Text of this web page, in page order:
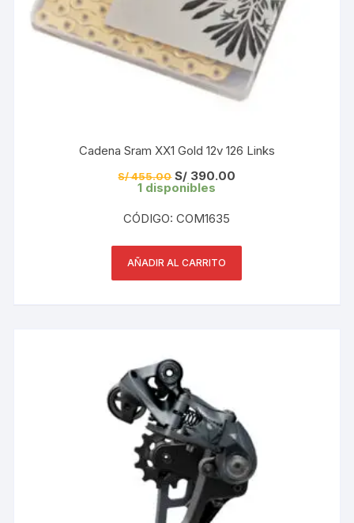
Cadena Sram XX1 Gold 12v 126 Links
S/455.00 El
precio
S/ 455.00.
S/ 390.00
1 disponibles
CÓDIGO: COM1635
AÑADIR AL CARRITO